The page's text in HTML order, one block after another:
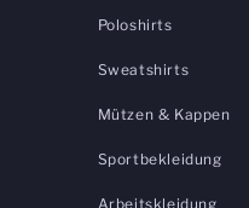
Poloshirts
Sweatshirts
Mützen & Kappen
Sportbekleidung
Arbeitskleidung